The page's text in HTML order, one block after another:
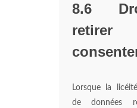
8.6
Lorsque la
de données